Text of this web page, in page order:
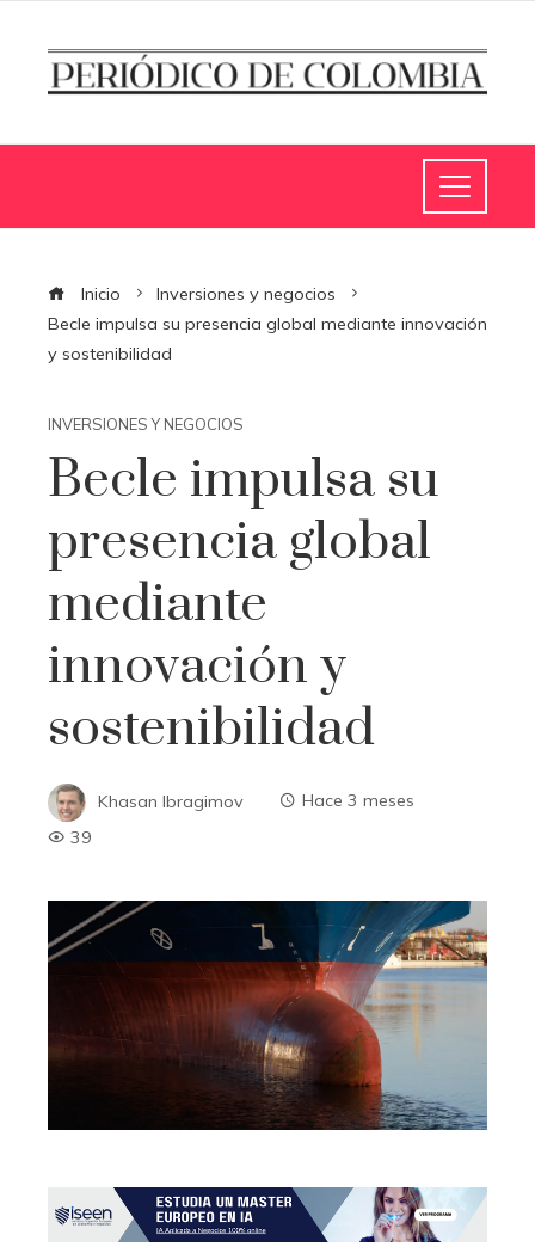
Inicio
Inversiones y negocios
Becle impulsa su presencia global mediante innovación
y sostenibilidad
INVERSIONES Y NEGOCIOS
Becle impulsa su
presencia global
mediante
innovación y
sostenibilidad
Khasan Ibragimov
Hace 3 meses
39